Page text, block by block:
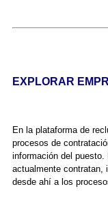
EXPLORAR
En la plataforma de
procesos de
información del
actualmente contratan,
desde ahí a los